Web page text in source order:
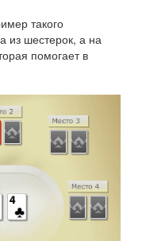
такого
из шестерок, а на
помогает в